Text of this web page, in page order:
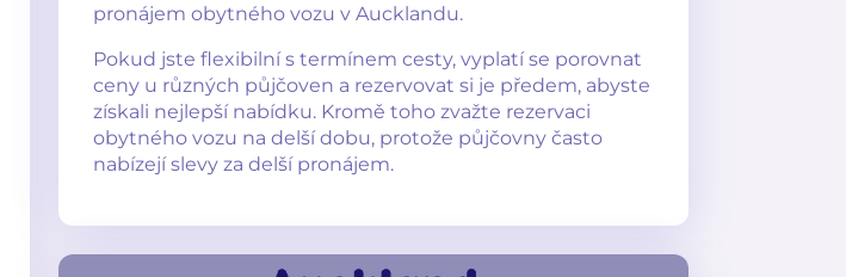
pronájem obytného vozu v Aucklandu.
Pokud jste flexibilní s termínem cesty, vyplatí se porovnat
ceny u různých půjčoven a rezervovat si je předem, abyste
získali nejlepší nabídku. Kromě toho zvažte rezervaci
obytného vozu na delší dobu, protože půjčovny často
nabízejí slevy za delší pronájem.